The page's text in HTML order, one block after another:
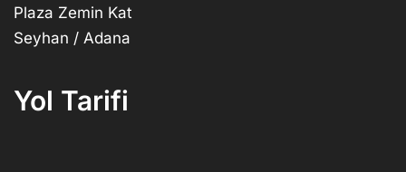
Plaza Zemin Kat
Seyhan / Adana
Yol Tarifi